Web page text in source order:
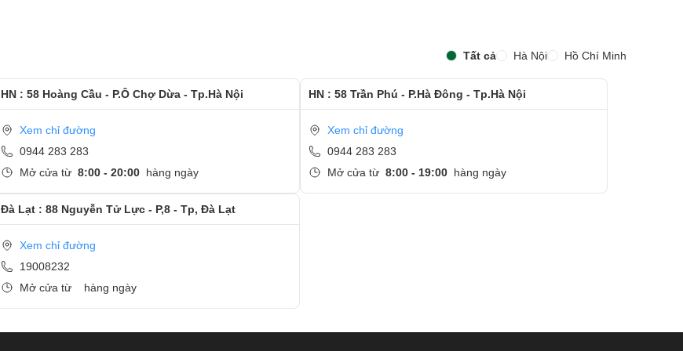
Tất cả Hà Nội Hồ Chí Minh
HN : 58 Hoàng Cầu - P.Ô Chợ Dừa - Tp.Hà Nội
Xem chỉ đường
0944 283 283
Mở cửa từ 8:00 - 20:00 hàng ngày
HN : 58 Trần Phú - P.Hà Đông - Tp.Hà Nội
Xem chỉ đường
0944 283 283
Mở cửa từ 8:00 - 19:00 hàng ngày
Đà Lạt : 88 Nguyễn Tử Lực - P,8 - Tp, Đà Lạt
Xem chỉ đường
19008232
Mở cửa từ
hàng ngày